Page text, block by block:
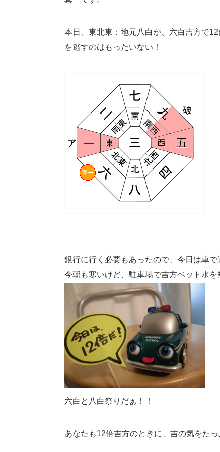
本日、東北東：地元八白が、六白吉方で
を逃すのはもったいない！
銀行に行く必要もあったので、今日は車
今朝も寒いけど、駐車場で吉方ペット水を
六白と八白祭りだぁ！！
あなたも12倍吉方のときに、吉の気をた